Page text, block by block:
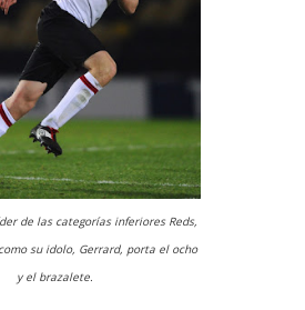
de las categorías inferiores Reds,
su idolo, Gerrard, porta el ocho
y el brazalete.